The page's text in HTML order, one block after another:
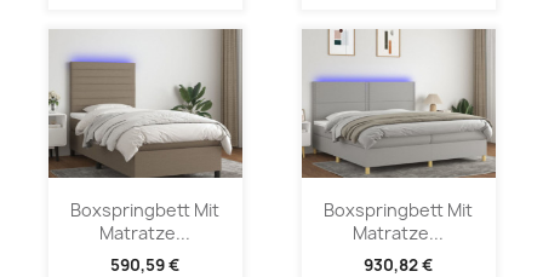
Boxspringbett Mit
Matratze...
590,59 €
Boxspringbett Mit
Matratze...
930,82 €